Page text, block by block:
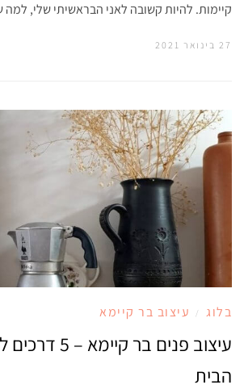
קיימות. להיות קשובה לאני הבראשיתי שלי,
27 בינואר 2021
בלוג / עיצוב בר קיימא
עיצוב פנים בר
הבית